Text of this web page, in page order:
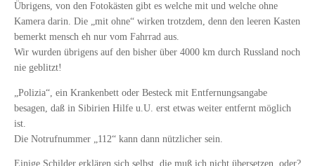
Übrigens, von den Fotokästen gibt es welche mit und welche ohne
Kamera darin. Die „mit ohne“ wirken trotzdem, denn den leeren Kasten
bemerkt mensch eh nur vom Fahrrad aus.
Wir wurden übrigens auf den bisher über 4000 km durch Russland noch
nie geblitzt!
„Polizia“, ein Krankenbett oder Besteck mit Entfernungsangabe
besagen, daß in Sibirien Hilfe u.U. erst etwas weiter entfernt möglich
ist.
Die Notrufnummer „112“ kann dann nützlicher sein.
Einige Schilder erklären sich selbst, die muß ich nicht übersetzen, oder?